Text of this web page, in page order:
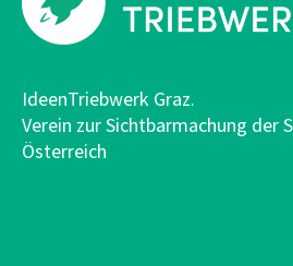
IdeenTriebwerk Graz.
Verein zur Sichtbarmachung der
Österreich